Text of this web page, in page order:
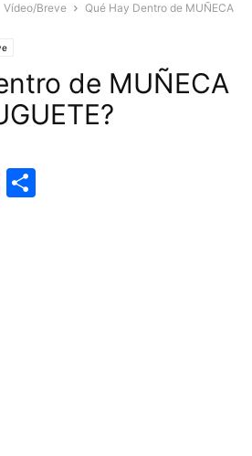
Vídeo/Breve
Qué Hay Dentro de MUÑECA
de MUÑECA
Pinterest